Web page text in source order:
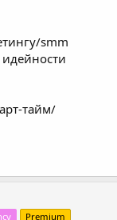
smm
тайм/
Premium